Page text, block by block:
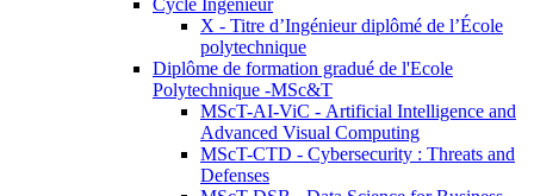
Cycle Ingénieur
X - Titre d’Ingénieur diplômé de l’École
polytechnique
Diplôme de formation gradué de l'Ecole
Polytechnique -MSc&T
MScT-AI-ViC - Artificial Intelligence and
Advanced Visual Computing
MScT-CTD - Cybersecurity : Threats and
Defenses